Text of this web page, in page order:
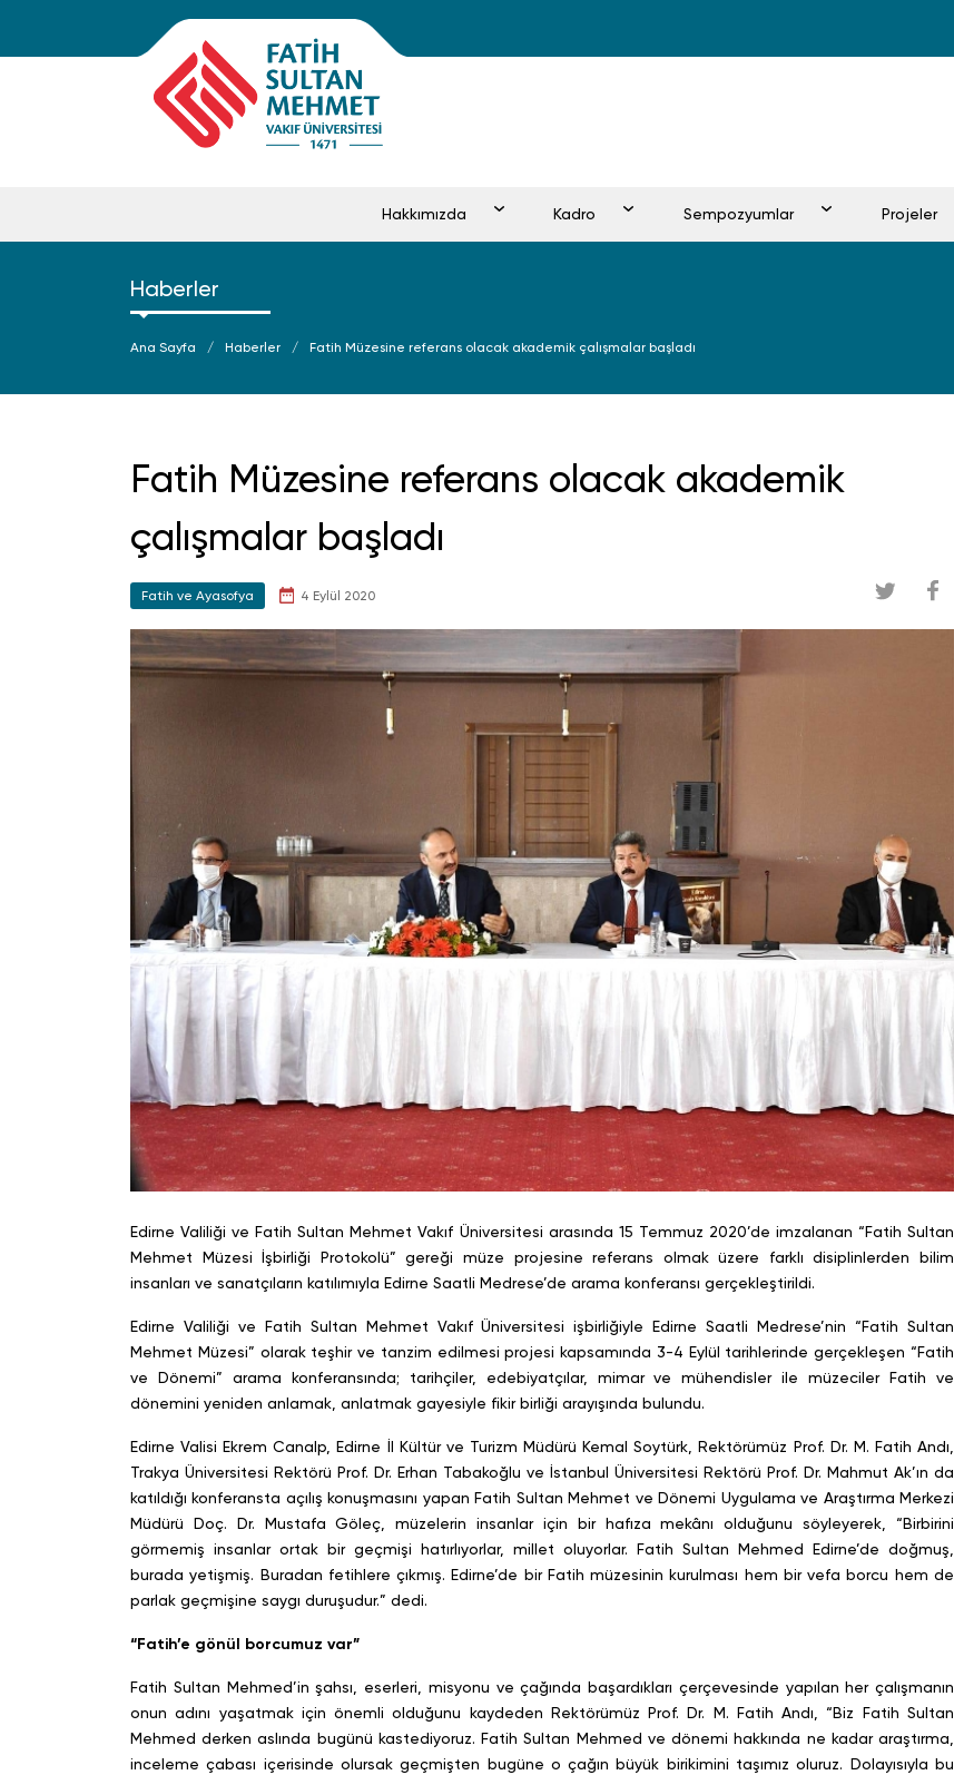
Hakkımızda Kadro Sempozyumlar Projeler
Haberler
Ana Sayfa Haberler Fatih Müzesine referans olacak akademik çalışmalar başladı
Fatih Müzesine referans olacak akademik
çalışmalar başladı
Fatih ve Ayasofya 4 Eylül 2020
Edirne Valiliği ve Fatih Sultan Mehmet Vakıf Üniversitesi arasında 15 Temmuz 2020’de imzalanan “Fatih Sultan
Mehmet Müzesi İşbirliği Protokolü” gereği müze projesine referans olmak üzere farklı disiplinlerden bilim
insanları ve sanatçıların katılımıyla Edirne Saatli Medrese’de arama konferansı gerçekleştirildi.
Edirne Valiliği ve Fatih Sultan Mehmet Vakıf Üniversitesi işbirliğiyle Edirne Saatli Medrese’nin “Fatih Sultan
Mehmet Müzesi” olarak teşhir ve tanzim edilmesi projesi kapsamında 3-4 Eylül tarihlerinde gerçekleşen “Fatih
ve Dönemi” arama konferansında; tarihçiler, edebiyatçılar, mimar ve mühendisler ile müzeciler Fatih ve
dönemini yeniden anlamak, anlatmak gayesiyle fikir birliği arayışında bulundu.
Edirne Valisi Ekrem Canalp, Edirne İl Kültür ve Turizm Müdürü Kemal Soytürk, Rektörümüz Prof. Dr. M. Fatih Andı,
Trakya Üniversitesi Rektörü Prof. Dr. Erhan Tabakoğlu ve İstanbul Üniversitesi Rektörü Prof. Dr. Mahmut Ak’ın da
katıldığı konferansta açılış konuşmasını yapan Fatih Sultan Mehmet ve Dönemi Uygulama ve Araştırma Merkezi
Müdürü Doç. Dr. Mustafa Göleç, müzelerin insanlar için bir hafıza mekânı olduğunu söyleyerek, “Birbirini
görmemiş insanlar ortak bir geçmişi hatırlıyorlar, millet oluyorlar. Fatih Sultan Mehmed Edirne’de doğmuş,
burada yetişmiş. Buradan fetihlere çıkmış. Edirne’de bir Fatih müzesinin kurulması hem bir vefa borcu hem de
parlak geçmişine saygı duruşudur.” dedi.
“Fatih’e gönül borcumuz var”
Fatih Sultan Mehmed’in şahsı, eserleri, misyonu ve çağında başardıkları çerçevesinde yapılan her çalışmanın
onun adını yaşatmak için önemli olduğunu kaydeden Rektörümüz Prof. Dr. M. Fatih Andı, “Biz Fatih Sultan
Mehmed derken aslında bugünü kastediyoruz. Fatih Sultan Mehmed ve dönemi hakkında ne kadar araştırma,
inceleme çabası içerisinde olursak geçmişten bugüne o çağın büyük birikimini taşımız oluruz. Dolayısıyla bu